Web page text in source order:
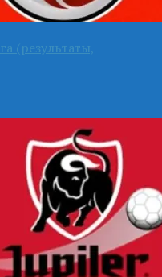
(результаты,